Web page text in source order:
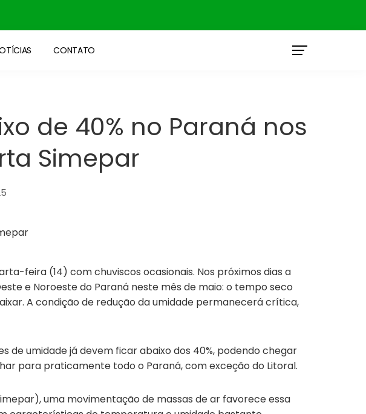
CONTATO
de 40% no Paraná nos
Simepar
feira (14) com chuviscos ocasionais. Nos próximos dias a
e Noroeste do Paraná neste mês de maio: o tempo seco
A condição de redução da umidade permanecerá crítica,
de umidade já devem ficar abaixo dos 40%, podendo chegar
para praticamente todo o Paraná, com exceção do Litoral.
uma movimentação de massas de ar favorece essa